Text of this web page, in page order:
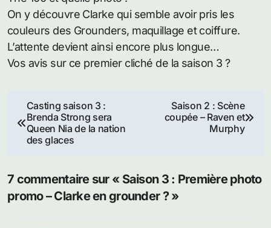
On y découvre Clarke qui semble avoir pris les
couleurs des Grounders, maquillage et coiffure.
L’attente devient ainsi encore plus longue…
Vos avis sur ce premier cliché de la saison 3 ?
Navigation
de
Casting saison 3 :
Brenda Strong sera
Queen Nia de la nation
des glaces
Saison 2 : Scène
coupée – Raven et
Murphy
7 commentaire sur « Saison 3 : Première photo
promo – Clarke en grounder ? »